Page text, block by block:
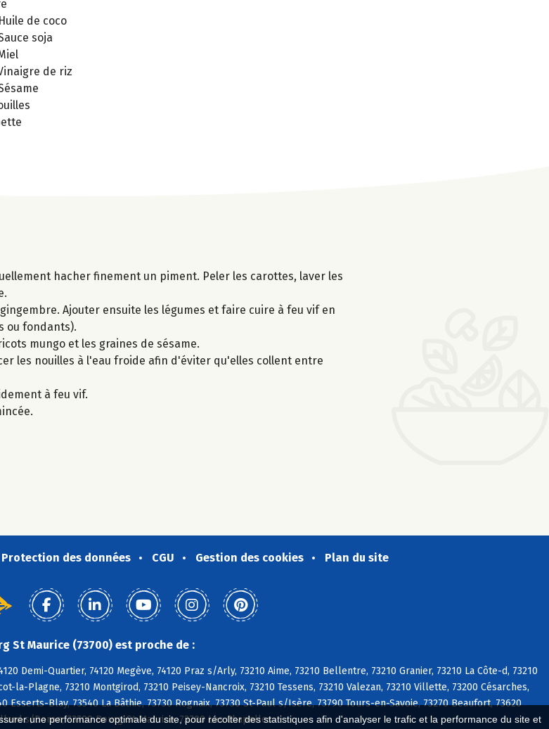
une performance optimale du site, pour récolter des statistiques afin d'analyser le trafic et la performance du site et
de coco
soja
de riz
hacher finement un piment. Peler les carottes, laver les
Ajouter ensuite les légumes et faire cuire à feu vif en
ou fondants).
mungo et les graines de sésame.
les nouilles à l'eau froide afin d'éviter qu'elles collent entre
à feu vif.
Protection des données CGU Gestion des cookies Plan du site
St Maurice (73700) est proche de :
Demi-Quartier, 74120 Megève, 74120 Praz s/Arly, 73210 Aime, 73210 Bellentre, 73210 Granier, 73210 La Côte-d, 73210
la-Plagne, 73210 Montgirod, 73210 Peisey-Nancroix, 73210 Tessens, 73210 Valezan, 73210 Villette, 73200 Césarches,
Esserts-Blay, 73540 La Bâthie, 73730 Rognaix, 73730 St-Paul s/Isère, 73790 Tours-en-Savoie, 73270 Beaufort, 73620
s/Doron, 73700 Bourg-St-Maurice, 73700 Les Chapelles